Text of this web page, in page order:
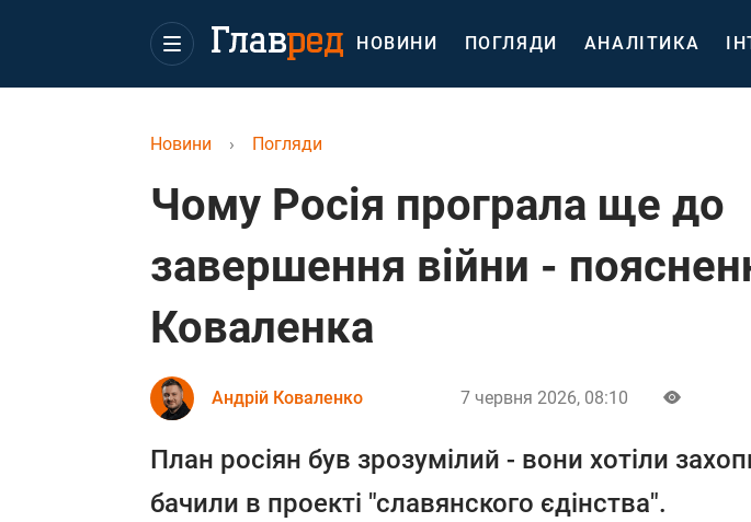
НОВИНИ ПОГЛЯДИ АНАЛІТИКА
Новини › Погляди
Чому Росія програла ще до
завершення війни -
Коваленка
Андрій Коваленко 7 червня 2026, 08:10
План росіян був зрозумілий - вони хотіли
бачили в проекті "славянского єдінства".